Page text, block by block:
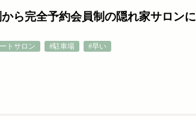
ら完全予約会員制の隠れ家サロン
トサロン #駐車場 #早い